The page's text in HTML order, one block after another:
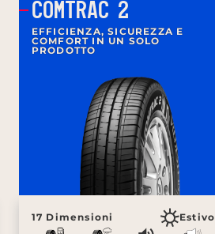
COMTRAC 2
EFFICIENZA, SICUREZZA E
COMFORT IN UN SOLO
PRODOTTO
17 Dimensioni Estivo